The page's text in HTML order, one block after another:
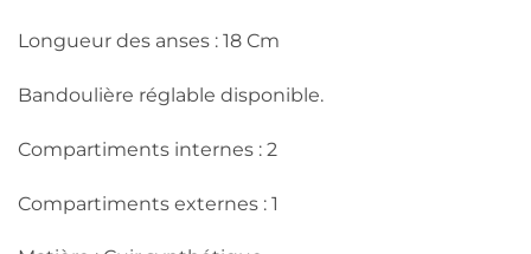
Longueur des anses : 18 Cm
Bandoulière réglable disponible.
Compartiments internes : 2
Compartiments externes : 1